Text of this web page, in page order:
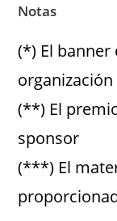
Notas
(*) El
(**) El
sponsor
(***) El